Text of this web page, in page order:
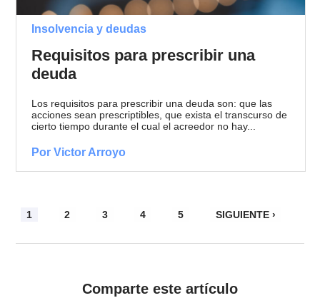
Insolvencia y deudas
Requisitos para prescribir una
deuda
Los requisitos para prescribir una deuda son: que las
acciones sean prescriptibles, que exista el transcurso de
cierto tiempo durante el cual el acreedor no hay...
Por Victor Arroyo
1 2 3 4 5 SIGUIENTE ›
Comparte este artículo